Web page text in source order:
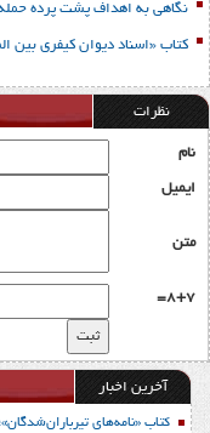
نگاهی به اهداف پشت پرده حمله
کتاب «اسناد دیوان کیفری بین
نظرات
نام
ایمیل
متن
8+7=
آخرین اخبار
کتاب «نامه‌های